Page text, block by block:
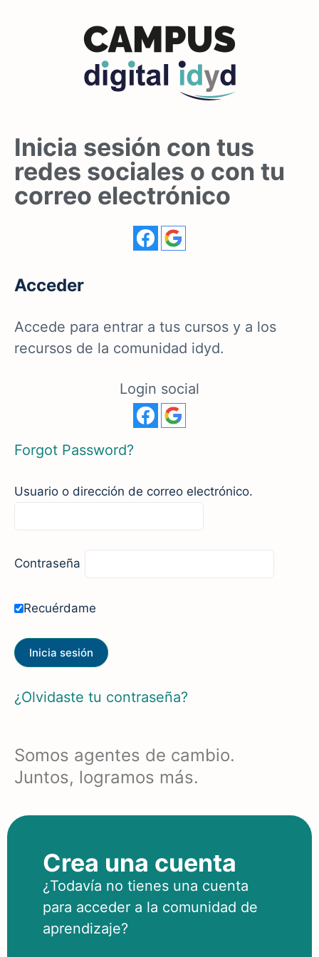
Inicia sesión con tus
redes sociales o con tu
correo electrónico
Acceder
Accede para entrar a tus cursos y a los
recursos de la comunidad idyd.
Login social
Forgot Password?
Usuario o dirección de correo electrónico.
Contraseña
Recuérdame
¿Olvidaste tu contraseña?
Somos agentes de cambio.
Juntos, logramos más.
Crea una cuenta
¿Todavía no tienes una cuenta
para acceder a la comunidad de
aprendizaje?